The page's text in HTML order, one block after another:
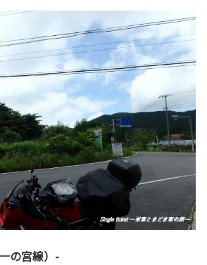
の宮線）-